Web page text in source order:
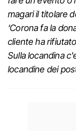
magari il titolare
‘Corona fa la
cliente ha
Sulla locandina
locandine dei